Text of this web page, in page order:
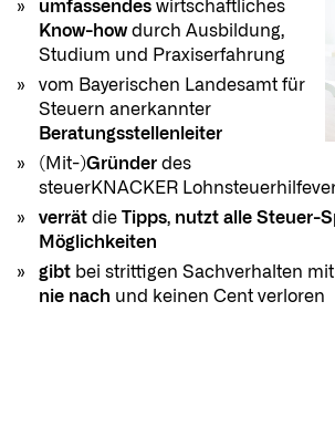
umfassendes wirtschaftliches
Know-howdurch Ausbildung,
Studium und Praxiserfahrung
vom Bayerischen Landesamt für
Steuern anerkannter
Beratungsstellenleiter
(Mit-)Gründer des
steuerKNACKER
verrät die Tipps, nutzt alle Steuer-
Möglichkeiten
gibt bei strittigen Sachverhalten
nie nach und keinen Cent verloren